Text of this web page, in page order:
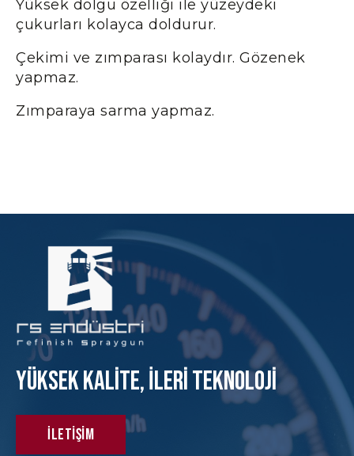
Yüksek dolgu özelliği ile yüzeydeki
çukurları kolayca doldurur.
Çekimi ve zımparası kolaydır. Gözenek
yapmaz.
Zımparaya sarma yapmaz.
Yüksek KAlite, İleri Teknoloji
İletişim